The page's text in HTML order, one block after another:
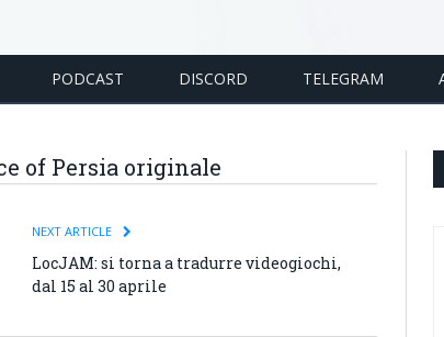
PODCAST DISCORD TELEGRAM
of Persia originale
NEXT ARTICLE
LocJAM: si torna a tradurre videogiochi,
dal 15 al 30 aprile